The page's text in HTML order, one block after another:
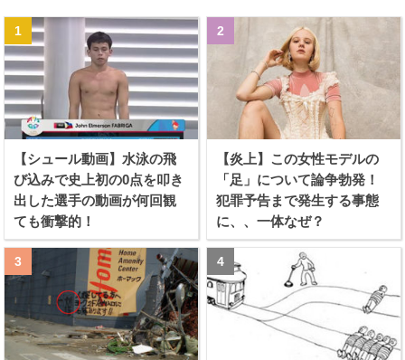
【シュール動画】水泳の飛
び込みで史上初の0点を叩き
出した選手の動画が何回観
ても衝撃的！
【炎上】この女性モデルの
「足」について論争勃発！
犯罪予告まで発生する事態
に、、一体なぜ？